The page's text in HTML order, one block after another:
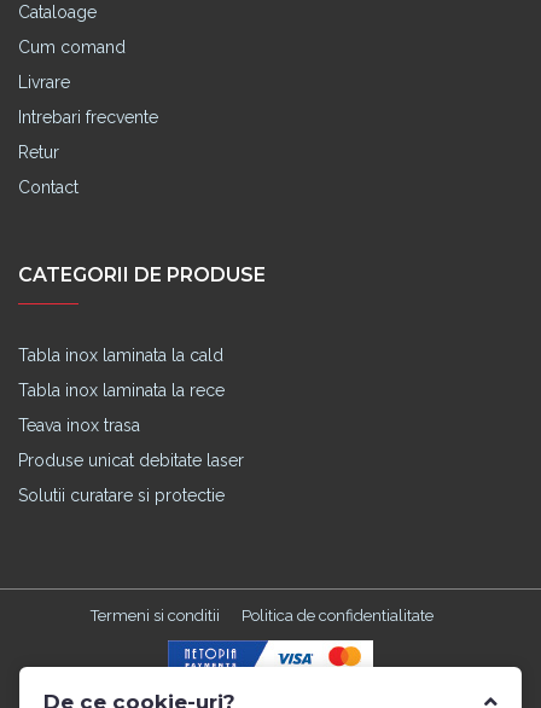
Cataloage
Cum comand
Livrare
Intrebari frecvente
Retur
Contact
CATEGORII DE PRODUSE
Tabla inox laminata la cald
Tabla inox laminata la rece
Teava inox trasa
Produse unicat debitate laser
Solutii curatare si protectie
Made with in TGM by Edris Digital Agency . All Rights Reserved ©
Termeni si conditii Politica de confidentialitate
De ce cookie-uri?